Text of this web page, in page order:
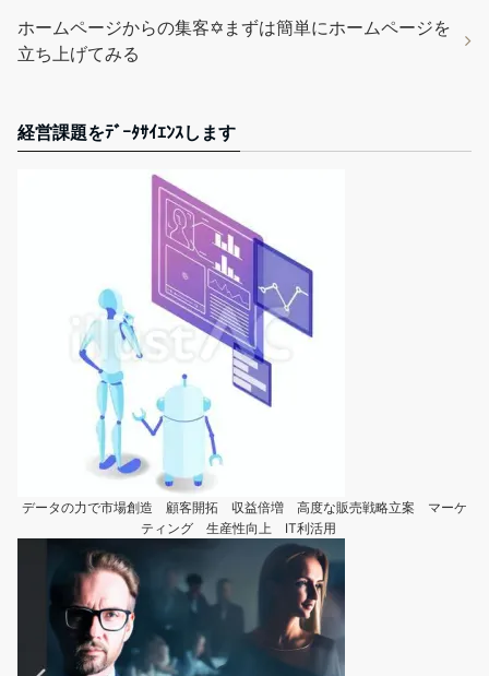
ホームページからの集客✡まずは簡単にホームページを
立ち上げてみる
経営課題をﾃﾞｰﾀｻｲｴﾝｽします
データの力で市場創造 顧客開拓 収益倍増 高度な販売戦略立案 マーケ
ティング 生産性向上 IT利活用